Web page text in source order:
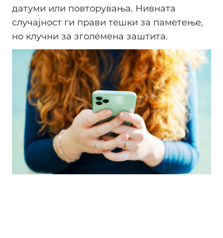
датуми или повторувања. Нивната
случајност ги прави тешки за паметење,
но клучни за зголемена заштита.